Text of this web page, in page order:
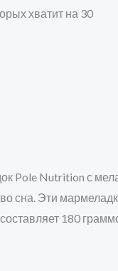
хватит на 30
Pole Nutrition с
сна. Эти
180